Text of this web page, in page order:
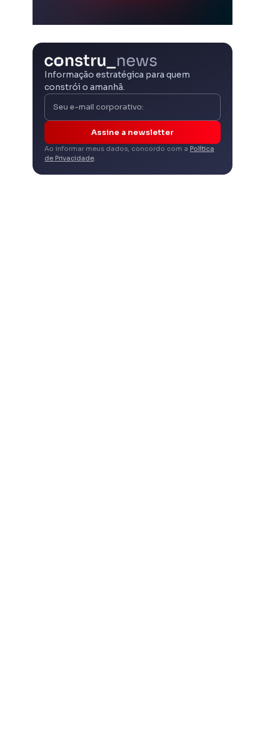
Informação estratégica para quem
constrói o amanhã.
Assine a newsletter
Ao informar meus dados, concordo com a Política
de Privacidade.